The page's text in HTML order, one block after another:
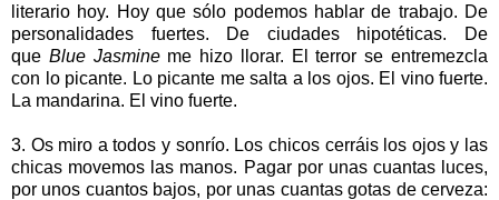
literario hoy. Hoy que sólo podemos hablar de trabajo. De
personalidades fuertes. De ciudades hipotéticas. De
que Blue Jasmineme hizo llorar. El terror se entremezcla
con lo picante. Lo picante me salta a los ojos. El vino fuerte.
La mandarina. El vino fuerte.
3. Os miro a todos y sonrío. Los chicos cerráis los ojos y las
chicas movemos las manos. Pagar por unas cuantas luces,
por unos cuantos bajos, por unas cuantas gotas de cerveza: